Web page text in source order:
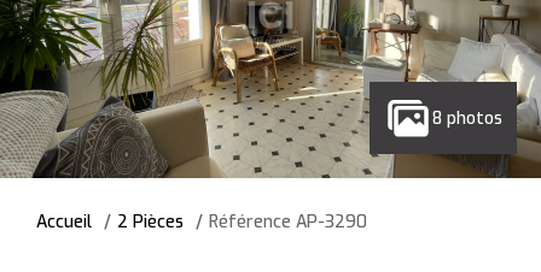
8 photos
Accueil 2 Pièces Référence AP-3290